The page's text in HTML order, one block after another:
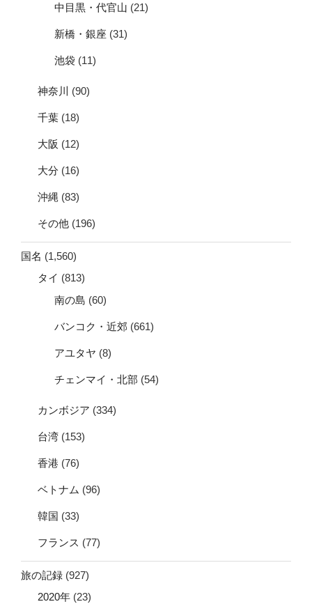
中目黒・代官山 (21)
新橋・銀座 (31)
池袋 (11)
神奈川 (90)
千葉 (18)
大阪 (12)
大分 (16)
沖縄 (83)
その他 (196)
国名 (1,560)
タイ (813)
南の島 (60)
バンコク・近郊 (661)
アユタヤ (8)
チェンマイ・北部 (54)
カンボジア (334)
台湾 (153)
香港 (76)
ベトナム (96)
韓国 (33)
フランス (77)
旅の記録 (927)
2020年 (23)